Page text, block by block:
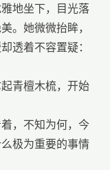
地坐下，目光落
。她微微抬眸，
透着不容置疑：
青檀木梳，开始
，不知为何，今
极为重要的事情